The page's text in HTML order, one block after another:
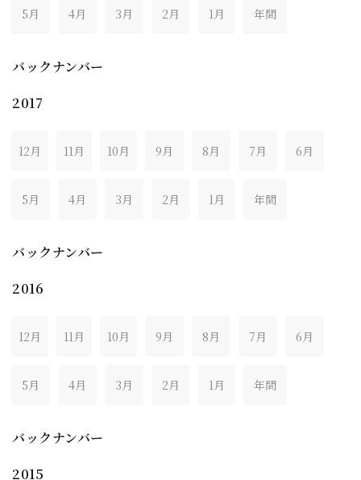
5月 4月 3月 2月 1月 年間
バックナンバー
2017
12月 11月 10月 9月 8月 7月 6月
5月 4月 3月 2月 1月 年間
バックナンバー
2016
12月 11月 10月 9月 8月 7月 6月
5月 4月 3月 2月 1月 年間
バックナンバー
2015